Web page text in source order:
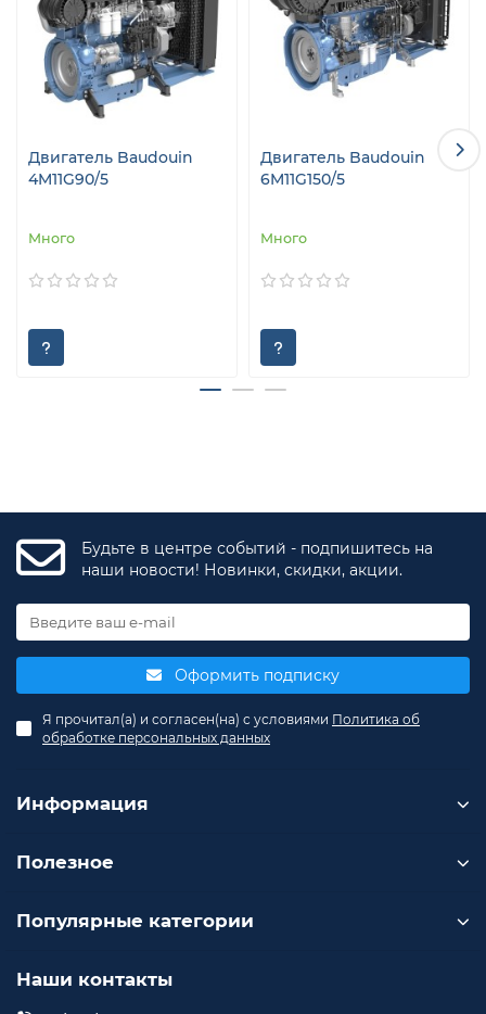
Двигатель Baudouin
4M11G90/5
Много
Двигатель Baudouin
6M11G150/5
Много
Будьте в центре событий - подпишитесь на
наши новости! Новинки, скидки, акции.
Оформить подписку
Я прочитал(а) и согласен(на) с условиями Политика об
обработке персональных данных
Информация
Полезное
Популярные категории
Наши контакты